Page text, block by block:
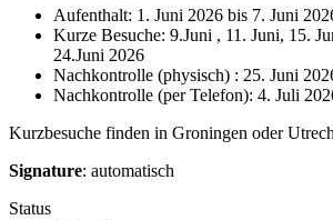
Aufenthalt: 1. Juni 2026 bis 7. Juni 202
Kurze Besuche: 9.Juni , 11. Juni, 15.
24.Juni 2026
Nachkontrolle (physisch) : 25. Juni
Nachkontrolle (perTelefon): 4. Juli 202
Kurzbesuche finden in Groningen oder
Signature: automatisch
Status